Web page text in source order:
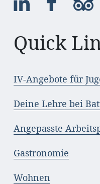
Quick
IV-Angebote für
Deine Lehre bei
Angepasste
Gastronomie
Wohnen